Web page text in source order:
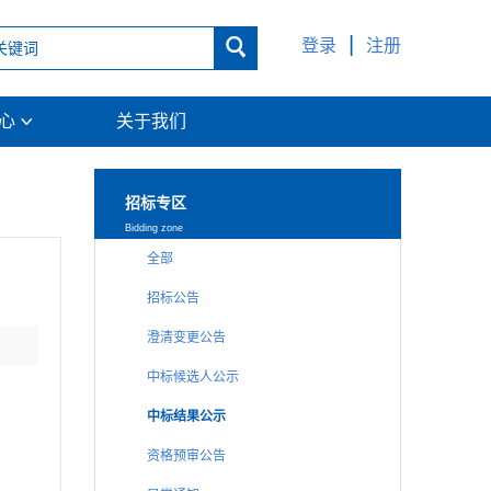
登录 注册

 关于我们
招标专区
Bidding zone
全部
招标公告
澄清变更公告
中标候选人公示
中标结果公示
资格预审公告